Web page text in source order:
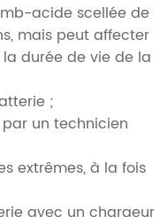
acide scellée de
mais peut affecter
durée de vie de la
;
un technicien
extrêmes, à la fois
avec un chargeur